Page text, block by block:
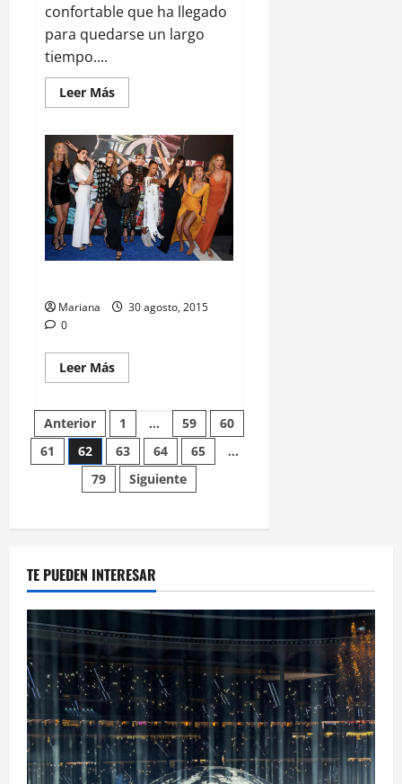
confortable que ha llegado
para quedarse un largo
tiempo....
Leer Más
Mariana
30 agosto, 2015
0
Leer Más
Anterior 1 … 59
60
61
62 63 64 65
…
79
Siguiente
TE PUEDEN INTERESAR